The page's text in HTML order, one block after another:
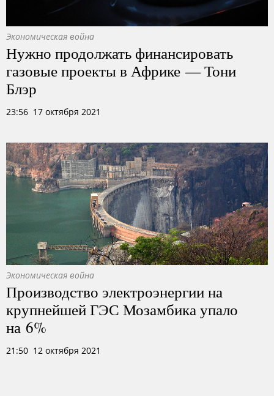
Экономическая война
Нужно продолжать финансировать
газовые проекты в Африке — Тони
Блэр
23:56 17 октября 2021
Экономическая война
Производство электроэнергии на
крупнейшей ГЭС Мозамбика упало
на 6%
21:50 12 октября 2021